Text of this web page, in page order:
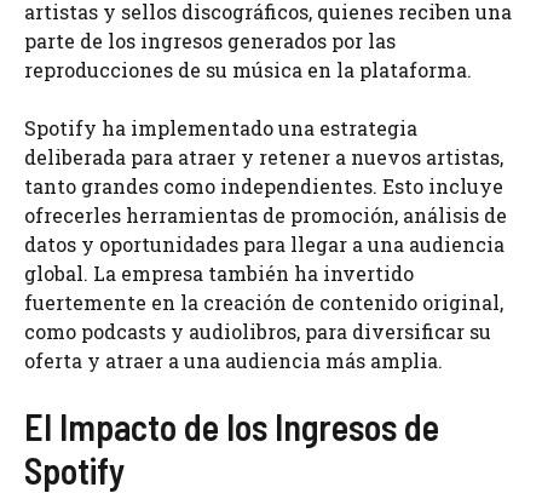
artistas y sellos discográficos, quienes reciben una
parte de los ingresos generados por las
reproducciones de su música en la plataforma.
Spotify ha implementado una estrategia
deliberada para atraer y retener a nuevos artistas,
tanto grandes como independientes. Esto incluye
ofrecerles herramientas de promoción, análisis de
datos y oportunidades para llegar a una audiencia
global. La empresa también ha invertido
fuertemente en la creación de contenido original,
como podcasts y audiolibros, para diversificar su
oferta y atraer a una audiencia más amplia.
El Impacto de los Ingresos de
Spotify